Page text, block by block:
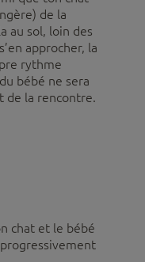
de la
au sol, loin des
approcher, la
rythme
bébé ne sera
de la rencontre.
chat et le bébé